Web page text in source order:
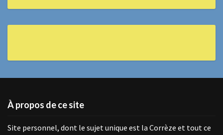
À propos de ce site
Site personnel, dont le sujet unique est la Corrèze et tout ce